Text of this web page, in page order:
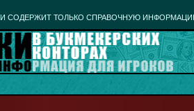
И СОДЕРЖИТ ТОЛЬКО СПРАВОЧНУЮ